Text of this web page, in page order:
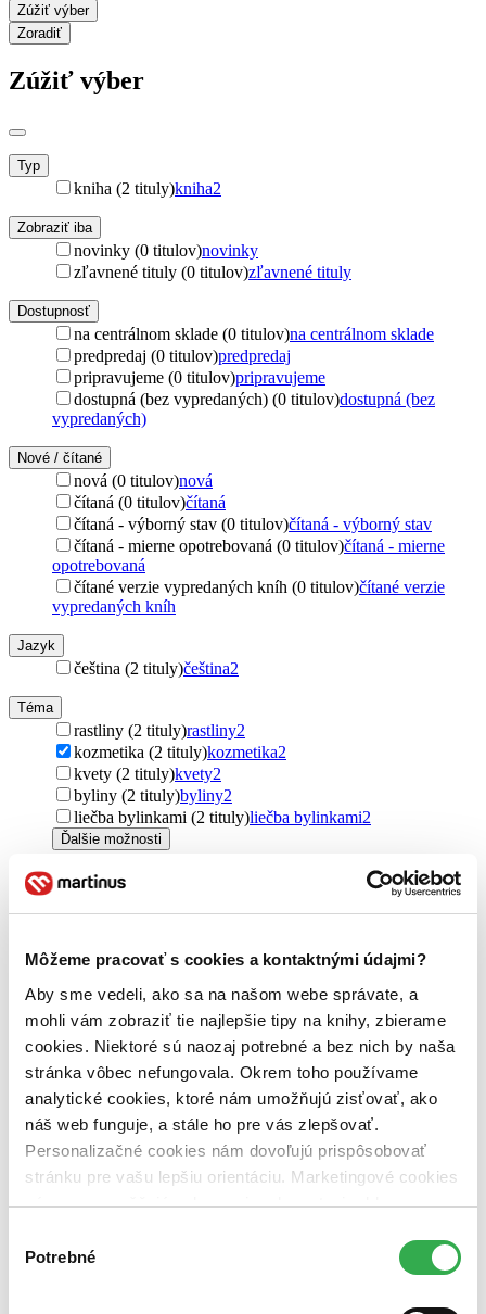
Môžeme pracovať s cookies a kontaktnými údajmi?
Aby sme vedeli, ako sa na našom webe správate, a
mohli vám zobraziť tie najlepšie tipy na knihy, zbierame
cookies. Niektoré sú naozaj potrebné a bez nich by naša
stránka vôbec nefungovala. Okrem toho používame
analytické cookies, ktoré nám umožňujú zisťovať, ako
náš web funguje, a stále ho pre vás zlepšovať.
Personalizačné cookies nám dovoľujú prispôsobovať
stránku pre vašu lepšiu orientáciu. Marketingové cookies
nám zas umožňujú zobrazenie relevantnej reklamy.
nám pomohlo, keby sme mohli používať všetky tieto
súhlasu
Potrebné
Zúžiť výber
Zoradiť
Zúžiť výber
Typ
kniha (2 tituly)kniha2
Zobraziť iba
novinky (0 titulov)novinky
zľavnené tituly (0 titulov)zľavnené tituly
Dostupnosť
na centrálnom sklade (0 titulov)na centrálnom sklade
predpredaj (0 titulov)predpredaj
pripravujeme (0 titulov)pripravujeme
dostupná (bez vypredaných) (0 titulov)dostupná (bez
vypredaných)
Nové / čítané
nová (0 titulov)nová
čítaná (0 titulov)čítaná
čítaná - výborný stav (0 titulov)čítaná - výborný stav
čítaná - mierne opotrebovaná (0 titulov)čítaná - mierne
opotrebovaná
čítané verzie vypredaných kníh (0 titulov)čítané verzie
vypredaných kníh
Jazyk
čeština (2 tituly)čeština2
Téma
rastliny (2 tituly)rastliny2
kozmetika (2 tituly)kozmetika2
kvety (2 tituly)kvety2
byliny (2 tituly)byliny2
liečba bylinkami (2 tituly)liečba bylinkami2
Ďalšie možnosti
Autor
Vydavateľstvo
Rebo (2 tituly)
Väzba
penová (2 tituly) penová 2
Zoradiť
Top hodnotené